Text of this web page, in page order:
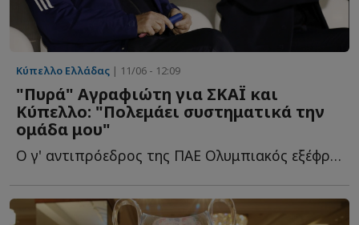
Κύπελλο Ελλάδας | 11/06 - 12:09
"Πυρά" Αγραφιώτη για ΣΚΑΪ και
Κύπελλο: "Πολεμάει συστηματικά την
ομάδα μου"
Ο γ' αντιπρόεδρος της ΠΑΕ Ολυμπιακός εξέφρασε την αντίθεσή τ...